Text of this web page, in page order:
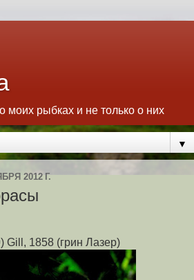
моих рыбках и не только о них
▼
2012 Г.
Gill, 1858 (грин Лазер)